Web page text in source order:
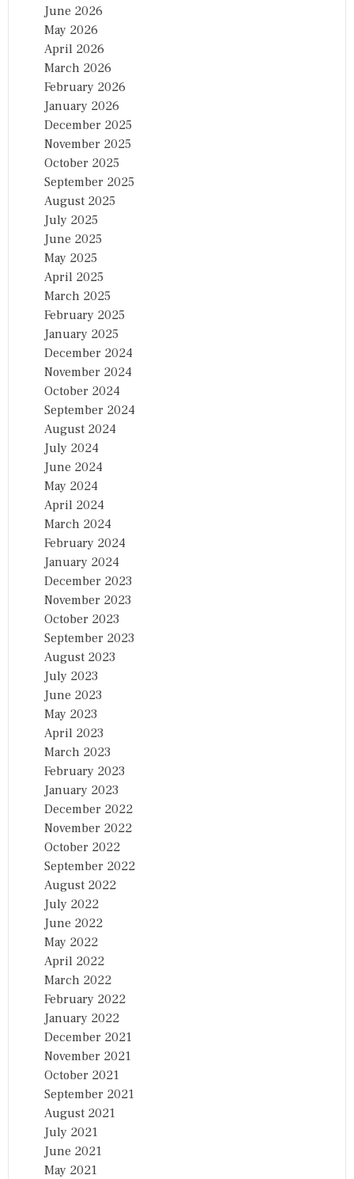
June 2026
May 2026
April 2026
March 2026
February 2026
January 2026
December 2025
November 2025
October 2025
September 2025
August 2025
July 2025
June 2025
May 2025
April 2025
March 2025
February 2025
January 2025
December 2024
November 2024
October 2024
September 2024
August 2024
July 2024
June 2024
May 2024
April 2024
March 2024
February 2024
January 2024
December 2023
November 2023
October 2023
September 2023
August 2023
July 2023
June 2023
May 2023
April 2023
March 2023
February 2023
January 2023
December 2022
November 2022
October 2022
September 2022
August 2022
July 2022
June 2022
May 2022
April 2022
March 2022
February 2022
January 2022
December 2021
November 2021
October 2021
September 2021
August 2021
July 2021
June 2021
May 2021